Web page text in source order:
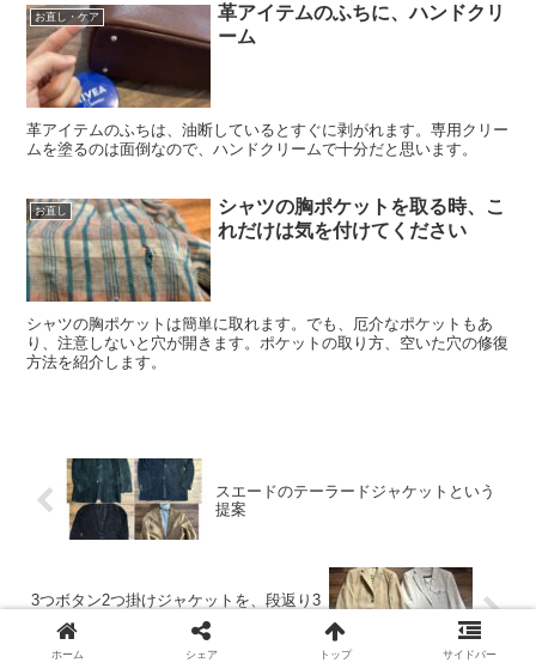
お直し・ケア
革アイテムのふちに、ハンドクリ
ーム
革アイテムのふちは、油断しているとすぐに剥がれます。専用クリー
ムを塗るのは面倒なので、ハンドクリームで十分だと思います。
お直し
シャツの胸ポケットを取る時、こ
れだけは気を付けてください
シャツの胸ポケットは簡単に取れます。でも、厄介なポケットもあ
り、注意しないと穴が開きます。ポケットの取り方、空いた穴の修復
方法を紹介します。
スエードのテーラードジャケットという
提案
3つボタン2つ掛けジャケットを、段返り3
つボタンに変えることは出来るのか
ホーム シェア トップ サイドバー